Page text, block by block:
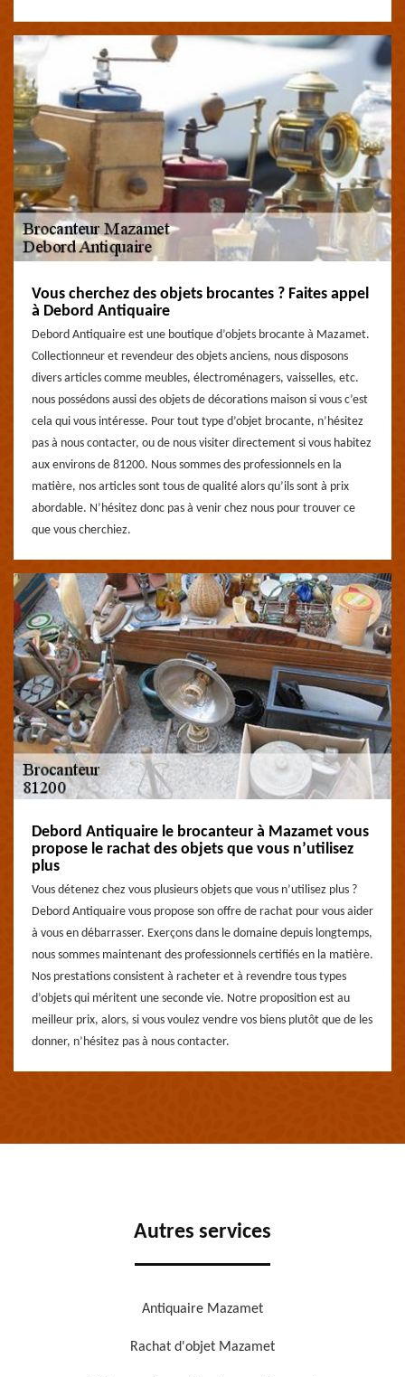
Vous cherchez des objets brocantes ? Faites appel
à Debord Antiquaire
Debord Antiquaire est une boutique d’objets brocante à Mazamet.
Collectionneur et revendeur des objets anciens, nous disposons
divers articles comme meubles, électroménagers, vaisselles, etc.
nous possédons aussi des objets de décorations maison si vous c’est
cela qui vous intéresse. Pour tout type d’objet brocante, n’hésitez
pas à nous contacter, ou de nous visiter directement si vous habitez
aux environs de 81200. Nous sommes des professionnels en la
matière, nos articles sont tous de qualité alors qu’ils sont à prix
abordable. N’hésitez donc pas à venir chez nous pour trouver ce
que vous cherchiez.
Debord Antiquaire le brocanteur à Mazamet vous
propose le rachat des objets que vous n’utilisez
plus
Vous détenez chez vous plusieurs objets que vous n’utilisez plus ?
Debord Antiquaire vous propose son offre de rachat pour vous aider
à vous en débarrasser. Exerçons dans le domaine depuis longtemps,
nous sommes maintenant des professionnels certifiés en la matière.
Nos prestations consistent à racheter et à revendre tous types
d’objets qui méritent une seconde vie. Notre proposition est au
meilleur prix, alors, si vous voulez vendre vos biens plutôt que de les
donner, n’hésitez pas à nous contacter.
Autres services
Antiquaire Mazamet
Rachat d'objet Mazamet